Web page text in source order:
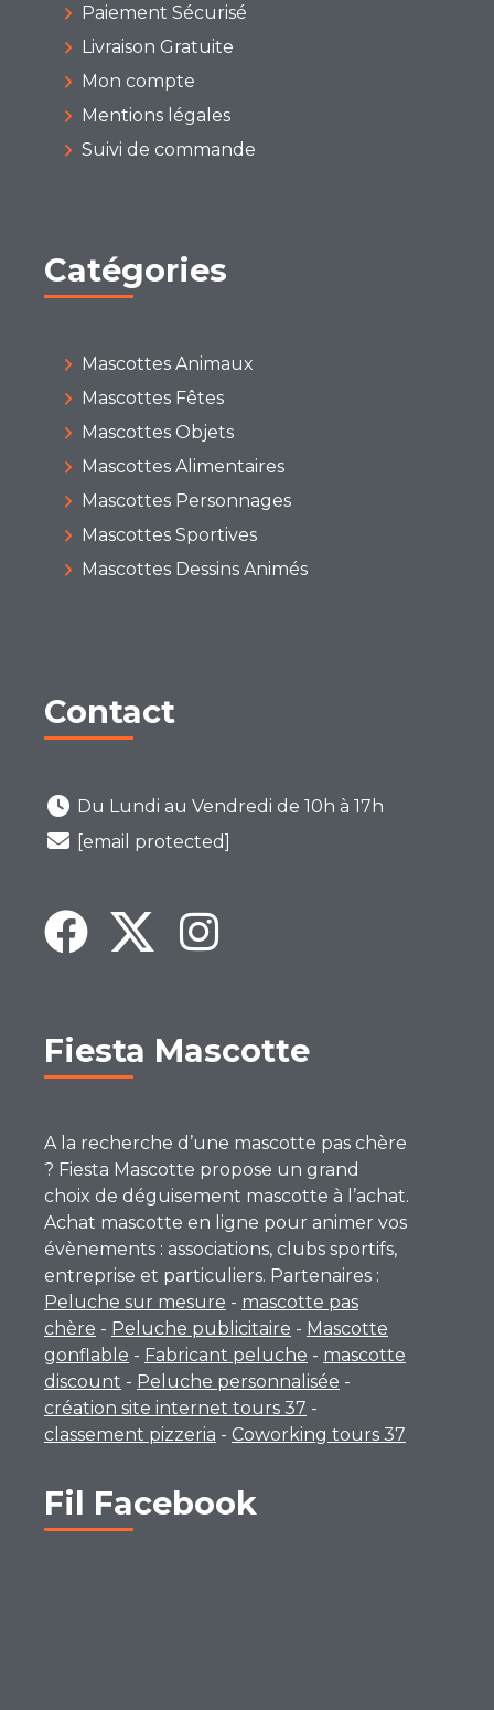
Paiement Sécurisé
Livraison Gratuite
Mon compte
Mentions légales
Suivi de commande
Catégories
Mascottes Animaux
Mascottes Fêtes
Mascottes Objets
Mascottes Alimentaires
Mascottes Personnages
Mascottes Sportives
Mascottes Dessins Animés
Contact
Du Lundi au Vendredi de 10h à 17h
[email protected]
Fiesta Mascotte
A la recherche d’une mascotte pas chère
? Fiesta Mascotte propose un grand
choix de déguisement mascotte à l’achat.
Achat mascotte en ligne pour animer vos
évènements : associations, clubs sportifs,
entreprise et particuliers. Partenaires :
Peluche sur mesure - mascotte pas
chère - Peluche publicitaire - Mascotte
gonflable - Fabricant peluche - mascotte
discount - Peluche personnalisée -
création site internet tours 37 -
classement pizzeria - Coworking tours 37
Fil Facebook